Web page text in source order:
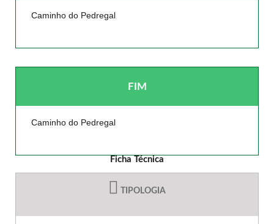
Caminho do Pedregal
FIM
Caminho do Pedregal
Ficha Técnica
TIPOLOGIA